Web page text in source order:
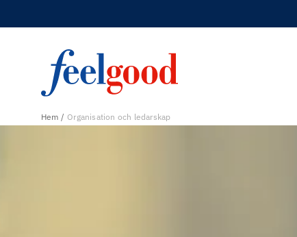
Hem Organisation och ledarskap